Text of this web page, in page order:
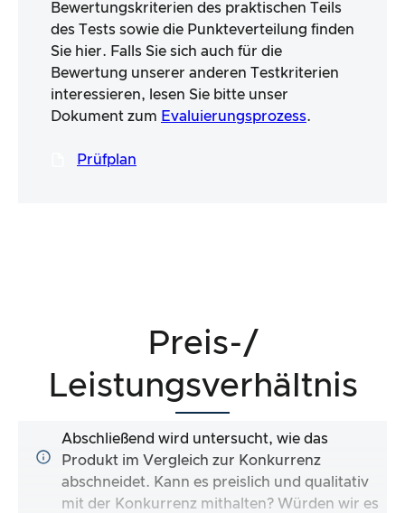
Bewertungskriterien des praktischen Teils
des Tests sowie die Punkteverteilung finden
Sie hier. Falls Sie sich auch für die
Bewertung unserer anderen Testkriterien
interessieren, lesen Sie bitte unser
Dokument zum Evaluierungsprozess.
Prüfplan
Preis-/
Leistungsverhältnis
Abschließend wird untersucht, wie das
Produkt im Vergleich zur Konkurrenz
abschneidet. Kann es preislich und qualitativ
mit der Konkurrenz mithalten? Würden wir es